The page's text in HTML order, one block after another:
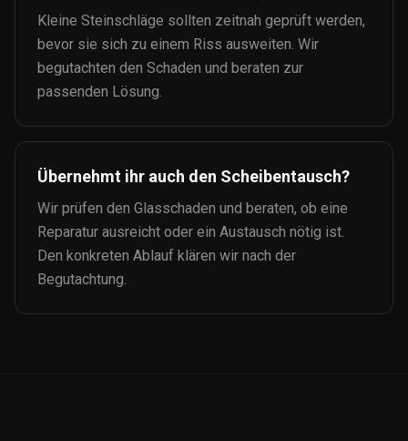
Kleine Steinschläge sollten zeitnah geprüft werden,
bevor sie sich zu einem Riss ausweiten. Wir
begutachten den Schaden und beraten zur
passenden Lösung.
Übernehmt ihr auch den Scheibentausch?
Wir prüfen den Glasschaden und beraten, ob eine
Reparatur ausreicht oder ein Austausch nötig ist.
Den konkreten Ablauf klären wir nach der
Begutachtung.